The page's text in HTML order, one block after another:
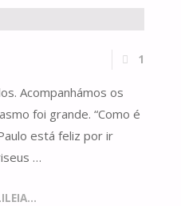
1
Acompanhámos os
foi grande. “Como é
está feliz por ir
…